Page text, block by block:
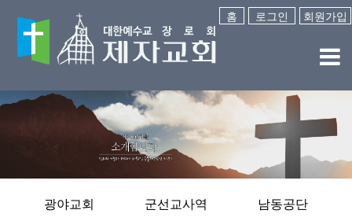
홈 로그인 회원가입
광야교회 군선교사역 남동공단